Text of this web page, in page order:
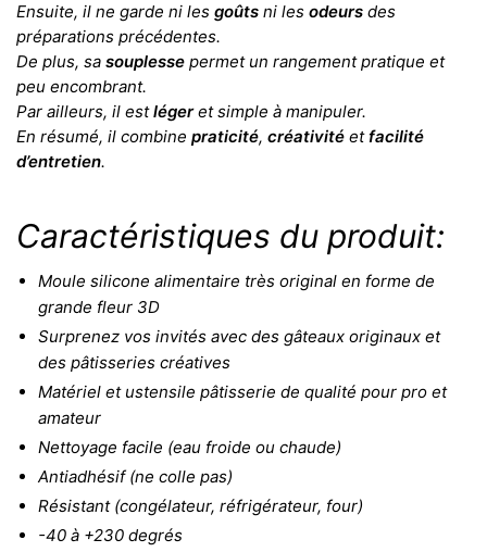
Ensuite, il ne garde ni les goûts ni les odeurs des
préparations précédentes.
De plus, sa souplesse permet un rangement pratique et
peu encombrant.
Par ailleurs, il estlégeret simple à manipuler.
En résumé, il combine praticité, créativité etfacilité
d’entretien.
Caractéristiques du produit:
Moule silicone alimentaire très original en forme de
grande fleur 3D
Surprenez vos invités avec des gâteaux originaux et
des pâtisseries créatives
Matériel et ustensile pâtisserie de qualité pour pro et
amateur
Nettoyage facile (eau froide ou chaude)
Antiadhésif (ne colle pas)
Résistant (congélateur, réfrigérateur, four)
-40 à +230 degrés